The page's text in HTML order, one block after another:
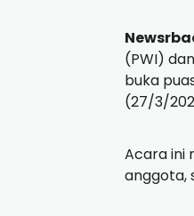
(PWI)
buka
(27/3/
Acara ini
anggota,